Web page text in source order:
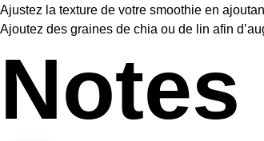
Ajustez la texture de votre smoothie en
Ajoutez des graines de chia ou de lin afin
Notes